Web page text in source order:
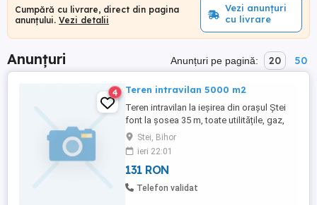
Cumpără cu livrare, direct din pagina
anunțului. Vezi detalii
Vezi anunțuri
cu livrare
Anunțuri Anunțuri pe pagină: 20 50
4 Teren intravilan 5000 m2
Teren intravilan la ieșirea din orașul Ștei
font la șosea 35 m, toate utilitățile, gaz,
apa, curent canalizare etc, fără sarcini,
vând sau închiriez se poate folosi pentru
construcții case, hale industriale, panouri
fotovoltaice etc.
Stei, Bihor
ieri 22:01
131 RON
Telefon validat